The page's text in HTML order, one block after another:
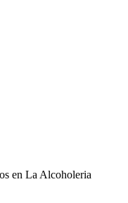
en La Alcoholeria